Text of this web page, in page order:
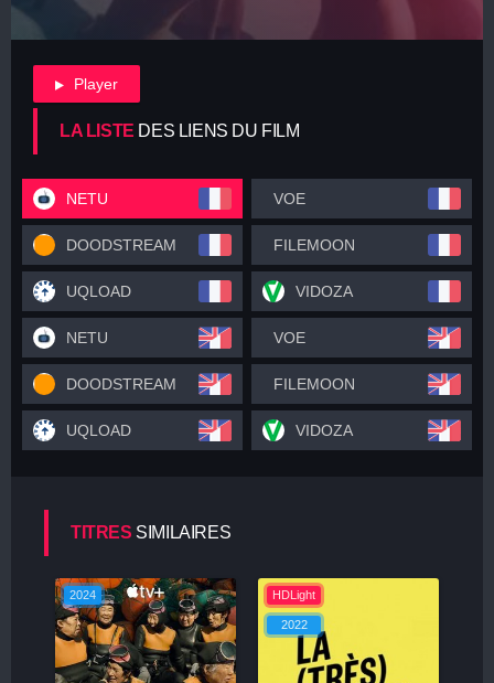
Player
LA LISTE DES LIENS DU FILM
NETU VOE
DOODSTREAM FILEMOON
UQLOAD VIDOZA
NETU VOE
DOODSTREAM FILEMOON
UQLOAD VIDOZA
TITRES SIMILAIRES
2024 HDLight
2022